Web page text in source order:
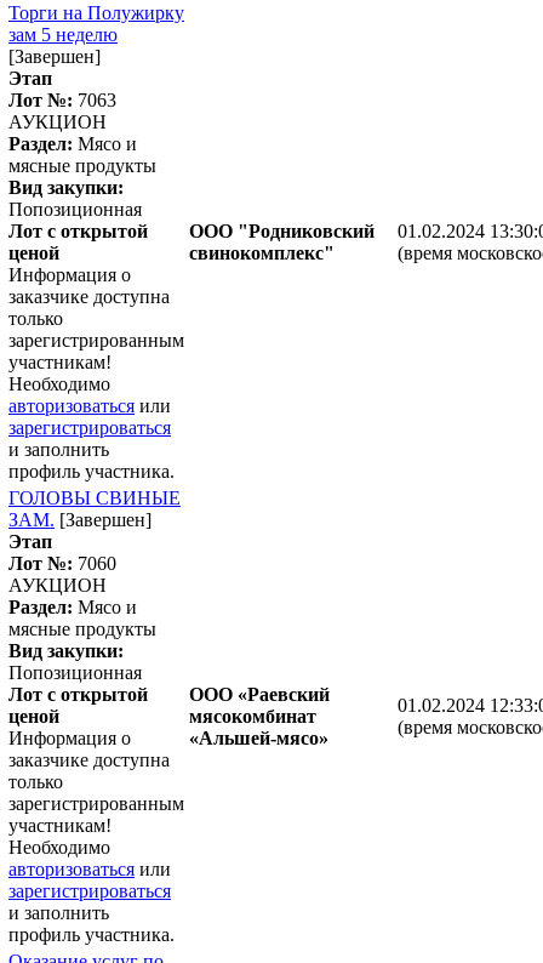
Торги на Полужирку
зам 5 неделю
[Завершен]
Этап
Лот №: 7063
АУКЦИОН
Раздел: Мясо и
мясные продукты
Вид закупки:
Попозиционная
Лот с открытой
ценой
Информация о
заказчике доступна
только
зарегистрированным
участникам!
Необходимо
авторизоваться или
зарегистрироваться
и заполнить
профиль участника.
ООО "Родниковский
свинокомплекс"
01.02.2024
(время
ГОЛОВЫ СВИНЫЕ
ЗАМ. [Завершен]
Этап
Лот №: 7060
АУКЦИОН
Раздел: Мясо и
мясные продукты
Вид закупки:
Попозиционная
Лот с открытой
ценой
Информация о
заказчике доступна
только
зарегистрированным
участникам!
Необходимо
авторизоваться или
зарегистрироваться
и заполнить
профиль участника.
ООО «Раевский
мясокомбинат
«Альшей-мясо»
01.02.2024
(время